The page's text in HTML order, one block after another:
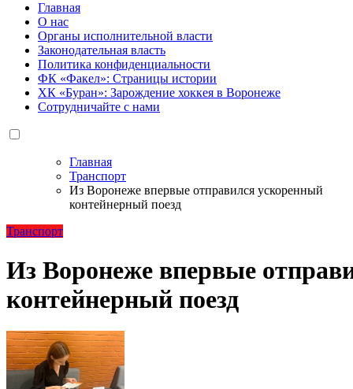
Главная
О нас
Органы исполнительной власти
Законодательная власть
Политика конфиденциальности
ФК «Факел»: Страницы истории
ХК «Буран»: Зарождение хоккея в Воронеже
Сотрудничайте с нами
Главная
Транспорт
Из Воронеже впервые отправился ускоренный
контейнерный поезд
Транспорт
Из Воронеже впервые
контейнерный поезд